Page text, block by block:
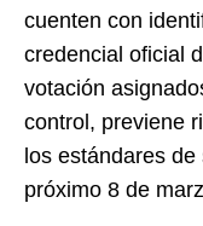
cuenten con
credencial oficial
votación
control, previene
los estándares
próximo 8 de